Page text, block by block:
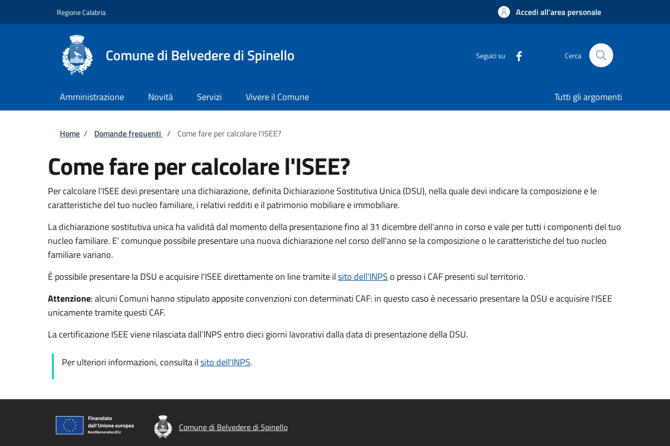
Regione Calabria Accedi all'area personale
Comune di Belvedere di Spinello Seguici su Cerca
Amministrazione Novità Servizi Vivere il Comune Tutti gli argomenti
Briciole di pane
Home / Domande frequenti / Come fare per calcolare l'ISEE?
Come fare per calcolare l'ISEE?
Per calcolare l'ISEE devi presentare una dichiarazione, definita Dichiarazione Sostitutiva Unica (DSU), nella quale devi indicare la composizione e le
caratteristiche del tuo nucleo familiare, i relativi redditi e il patrimonio mobiliare e immobiliare.
La dichiarazione sostitutiva unica ha validità dal momento della presentazione fino al 31 dicembre dell’anno in corso e vale per tutti i componenti del tuo
nucleo familiare. E’ comunque possibile presentare una nuova dichiarazione nel corso dell'anno se la composizione o le caratteristiche del tuo nucleo
familiare variano.
È possibile presentare la DSU e acquisire l'ISEE direttamente on line tramite ilsito dell'INPS o presso i CAF presenti sul territorio.
Attenzione: alcuni Comuni hanno stipulato apposite convenzioni con determinati CAF: in questo caso è necessario presentare la DSU e acquisire l'ISEE
unicamente tramite questi CAF.
La certificazione ISEE viene rilasciata dall’INPS entro dieci giorni lavorativi dalla data di presentazione della DSU.
Per ulteriori informazioni, consulta ilsito dell'INPS.
Comune di Belvedere di Spinello